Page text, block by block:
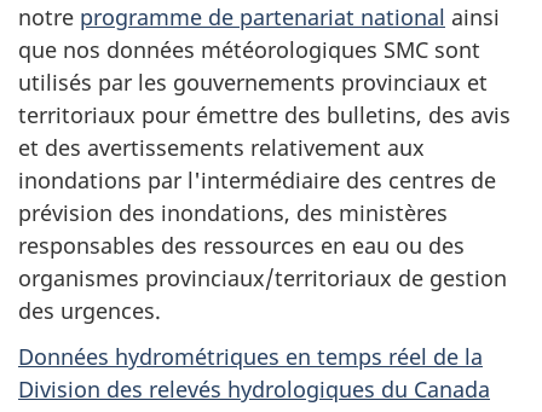
notre programme de partenariat national ainsi
que nos données météorologiques SMC sont
utilisés par les gouvernements provinciaux et
territoriaux pour émettre des bulletins, des avis
et des avertissements relativement aux
inondations par l'intermédiaire des centres de
prévision des inondations, des ministères
responsables des ressources en eau ou des
organismes provinciaux/territoriaux de gestion
des urgences.
Données hydrométriques en temps réel de la
Division des relevés hydrologiques du Canada